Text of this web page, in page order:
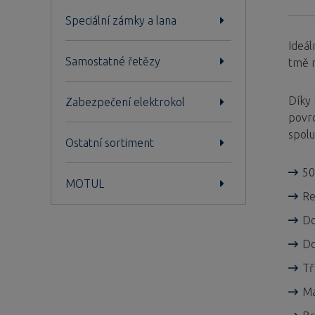
Speciální zámky a lana
Samostatné řetězy
Zabezpečení elektrokol
Ostatní sortiment
MOTUL
tmě
Díky